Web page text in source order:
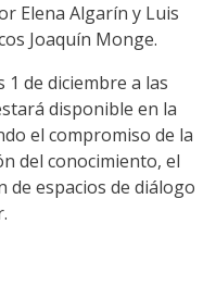
Elena Algarín y Luis
Joaquín Monge.
de diciembre a las
disponible en la
el compromiso de la
del conocimiento, el
de espacios de diálogo